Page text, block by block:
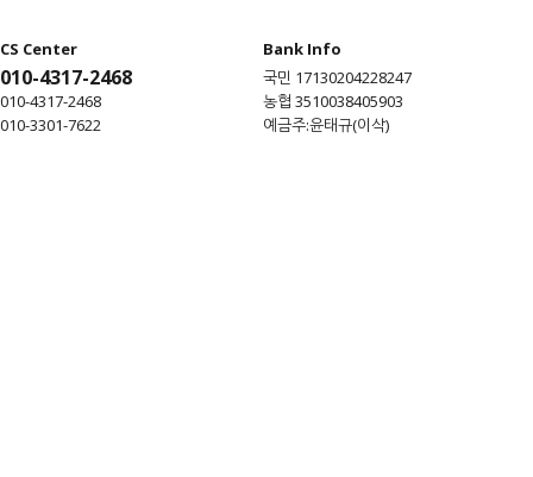
CS Center
010-4317-2468
010-4317-2468
010-3301-7622
Bank Info
국민 17130204228247
농협 3510038405903
예금주:윤태규(이삭)